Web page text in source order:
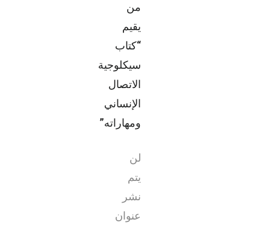
من
يقيم
“كتاب
سيكلوجية
الاتصال
الإنساني
ومهاراته”
لن
يتم
نشر
عنوان